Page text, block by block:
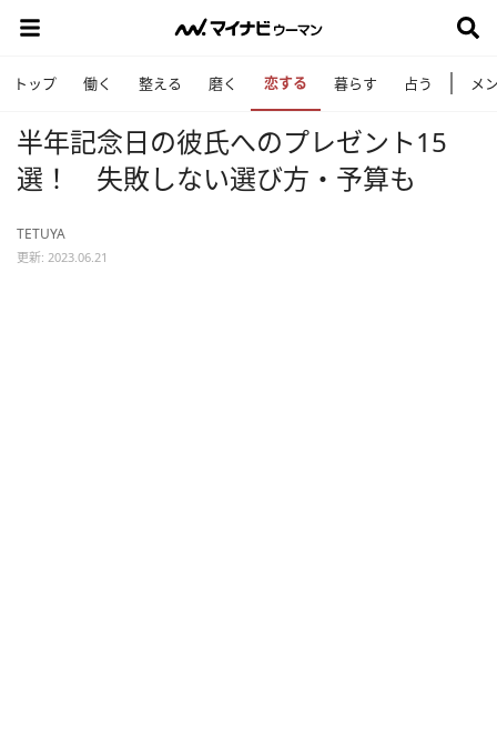
トップ 働く 整える 磨く 恋する 暮らす 占う メ
半年記念日の彼氏へのプレゼント15
選！ 失敗しない選び方・予算も
TETUYA
更新: 2023.06.21